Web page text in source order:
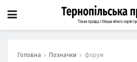
Головна Позначки форум